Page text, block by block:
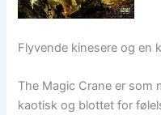
Flyvende kinesere og en
The Magic Crane er som
kaotisk og blottet for